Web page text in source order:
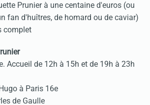
Prunier à une centaine d'euros (ou
fan d'huîtres, de homard ou de caviar)
complet
Accueil de 12h à 15h et de 19h à 23h
à Paris 16e
de Gaulle